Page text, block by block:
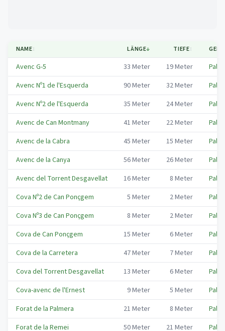
NAME↕ LÄNGE↓ TIEFE↕
Avenc G-5 33 Meter 19Meter
Avenc Nº1 de l'Esquerda
90Meter 32Meter
Avenc Nº2 de l'Esquerda
35 Meter 24Meter
Avenc de Can Montmany
41 Meter 22Meter
Avenc de la Cabra
45 Meter 15 Meter
Avenc de la Canya
56Meter 26Meter
Avenc del Torrent Desgavellat
16Meter 8 Meter
Cova Nº2 de Can Ponçgem
5 Meter 2Meter
Cova Nº3 de Can Ponçgem
8 Meter 2Meter
Cova de Can Ponçgem
15 Meter 6Meter
Cova de la Carretera
47Meter 7Meter
Cova del Torrent Desgavellat
13 Meter 6Meter
Cova-avenc de l'Ernest
9Meter 5 Meter
Forat de la Palmera
21 Meter 8 Meter
Forat de la Remei
50Meter 21 Meter